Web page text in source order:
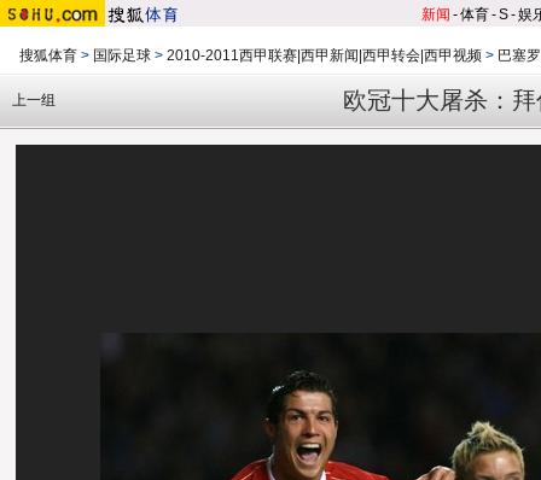
新闻 -体育-S-娱
搜狐体育 > 国际足球 > 2010-2011西甲联赛|西甲新闻|西甲转会|西甲视频 > 巴塞
欧冠十大屠杀：
上一组